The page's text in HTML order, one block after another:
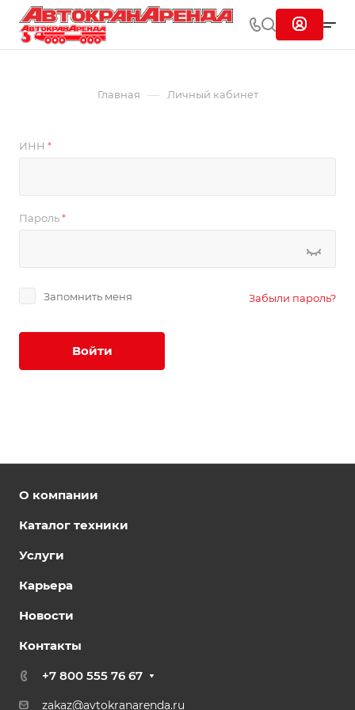
Главная — Личный кабинет
ИНН *
Пароль*
Запомнить меня Забыли пароль?
Войти
О компании
Каталог техники
Услуги
Карьера
Новости
Контакты
+7 800 555 76 67
zakaz@avtokranarenda.ru